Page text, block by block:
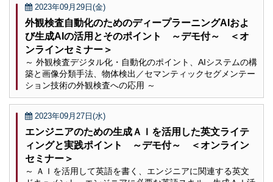
2023年09月29日(金)
外観検査自動化のためのディープラーニングAIおよ
び生成AIの活用とそのポイント ～デモ付～ ＜オ
ンラインセミナー＞
～ 外観検査デジタル化・自動化のポイント、AIシステムの構
築と画像分類手法、物体検出／セマンティックセグメンテー
ション技術の外観検査への応用 ～
2023年09月27日(水)
エンジニアのための生成ＡＩを活用した英文ライテ
ィングと実践ポイント ～デモ付～ ＜オンライン
セミナー＞
～ ＡＩを活用して英語を書く、エンジニアに関連する英文